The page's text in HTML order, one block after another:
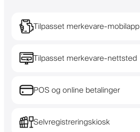
Tilpasset merkevare-mobilapp
Tilpasset merkevare-nettsted
POS og online betalinger
Selvregistreringskiosk